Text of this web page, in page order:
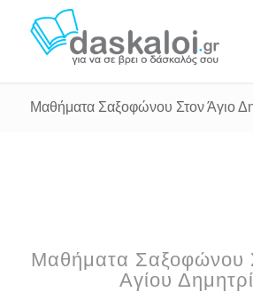
Μαθήματα Σαξοφώνου Στον Άγιο
Μαθήματα Σαξοφώνου
Αγίου